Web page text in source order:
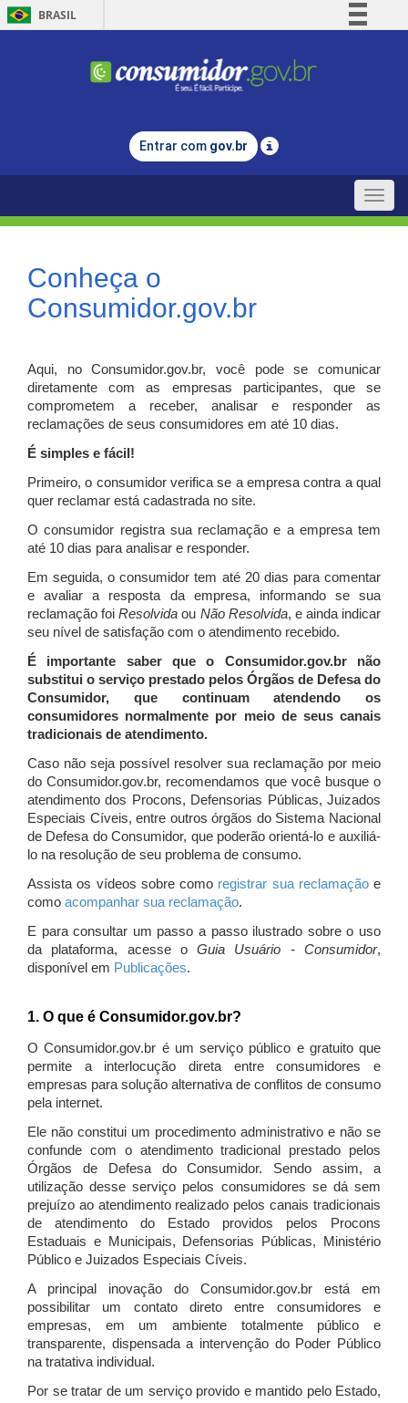
BRASIL
Comunica BR
Legislação
Entrar com gov.br
Toggle
Conheça o
Consumidor.gov.br
Aqui, no Consumidor.gov.br, você pode se comunicar
diretamente com as empresas participantes, que se
comprometem a receber, analisar e responder as
reclamações de seus consumidores em até 10 dias.
É simples e fácil!
Primeiro, o consumidor verifica se a empresa contra a qual
quer reclamar está cadastrada no site.
O consumidor registra sua reclamação e a empresa tem
até 10 dias para analisar e responder.
Em seguida, o consumidor tem até 20 dias para comentar
e avaliar a resposta da empresa, informando se sua
reclamação foiResolvida ou Não Resolvida, e ainda indicar
seu nível de satisfação com o atendimento recebido.
É importante saber que o Consumidor.gov.br não
substitui o serviço prestado pelos Órgãos de Defesa do
Consumidor, que continuam atendendo os
consumidores normalmente por meio de seus canais
tradicionais de atendimento.
Caso não seja possível resolver sua reclamação por meio
do Consumidor.gov.br, recomendamos que você busque o
atendimento dos Procons, Defensorias Públicas, Juizados
Especiais Cíveis, entre outros órgãos do Sistema Nacional
de Defesa do Consumidor, que poderão orientá-lo e auxiliá-
lo na resolução de seu problema de consumo.
Assista os vídeos sobre como registrar sua reclamaçãoe
como acompanhar sua reclamação.
E para consultar um passo a passo ilustrado sobre o uso
da plataforma, acesse oGuia Usuário - Consumidor,
disponível em Publicações.
1. O que é Consumidor.gov.br?
O Consumidor.gov.br é um serviço público e gratuito que
permite a interlocução direta entre consumidores e
empresas para solução alternativa de conflitos de consumo
pela internet.
Ele não constitui um procedimento administrativo e não se
confunde com o atendimento tradicional prestado pelos
Órgãos de Defesa do Consumidor. Sendo assim, a
utilização desse serviço pelos consumidores se dá sem
prejuízo ao atendimento realizado pelos canais tradicionais
de atendimento do Estado providos pelos Procons
Estaduais e Municipais, Defensorias Públicas, Ministério
Público e Juizados Especiais Cíveis.
A principal inovação do Consumidor.gov.br está em
possibilitar um contato direto entre consumidores e
empresas, em um ambiente totalmente público e
transparente, dispensada a intervenção do Poder Público
na tratativa individual.
Por se tratar de um serviço provido e mantido pelo Estado,